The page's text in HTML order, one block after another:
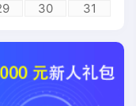
30 31